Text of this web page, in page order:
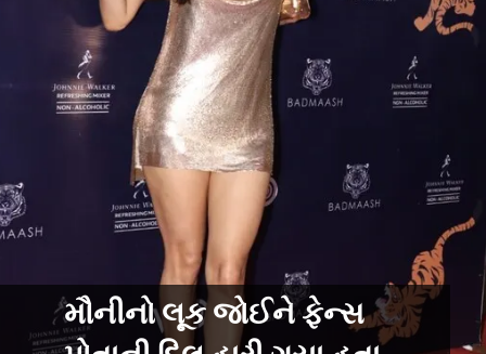
મૌનીનો લૂક જોઈને ફેન્સ